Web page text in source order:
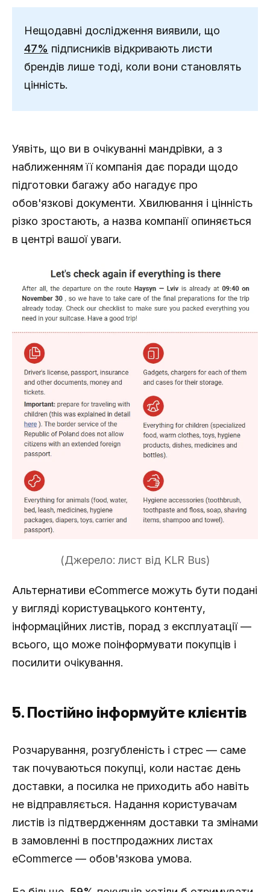
Нещодавні дослідження виявили, що
47% підписників відкривають листи
брендів лише тоді, коли вони становлять
цінність.
Уявіть, що ви в очікуванні мандрівки, а з
наближенням її компанія дає поради щодо
підготовки багажу або нагадує про
обов'язкові документи. Хвилювання і цінність
різко зростають, а назва компанії опиняється
в центрі вашої уваги.
(Джерело: лист від KLR Bus)
Альтернативи eCommerce можуть бути подані
у вигляді користувацького контенту,
інформаційних листів, порад з експлуатації —
всього, що може поінформувати покупців і
посилити очікування.
5. Постійно інформуйте клієнтів
Розчарування, розгубленість і стрес — саме
так почуваються покупці, коли настає день
доставки, а посилка не приходить або навіть
не відправляється. Надання користувачам
листів із підтвердженням доставки та змінами
в замовленні в постпродажних листах
eCommerce — обов'язкова умова.